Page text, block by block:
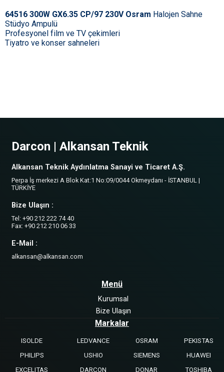
64516 300W GX6.35 CP/97 230V Osram Halojen Sahne
Stüdyo Ampulü
Profesyonel film ve TV çekimleri
Tiyatro ve konser sahneleri
Darcon | Alkansan Teknik
Alkansan Teknik Aydınlatma Sanayi ve Ticaret A.Ş.
Perpa İş merkezi A Blok Kat:1 No:09/0044 Okmeydanı - İSTANBUL |
TÜRKİYE
Bize Ulaşın :
Tel: +90 212 222 74 40
Fax: +90 212 210 06 33
E-Mail :
alkansan@alkansan.com
Menü
Kurumsal
Bize Ulaşın
Markalar
ISOLDE LEDVANCE OSRAM
PEKISTAS
PHILIPS
USHIO SIEMENS
HUAWEI
EXCELITAS
DARCON DONAR TOSHIBA